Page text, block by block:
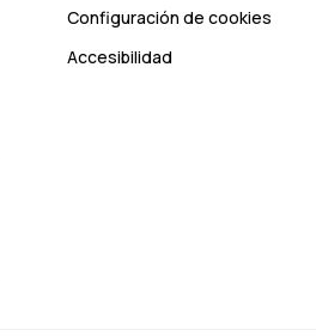
Configuración de cookies
Accesibilidad